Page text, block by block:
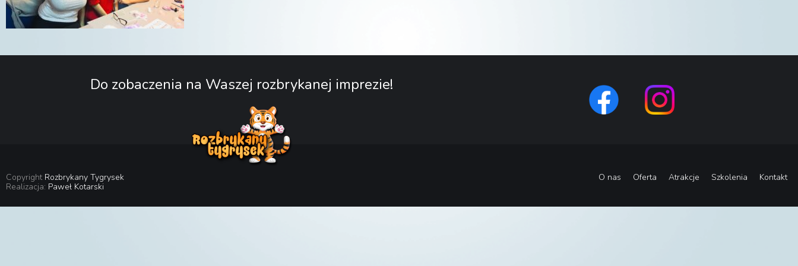
Do zobaczenia na Waszej rozbrykanej imprezie!
Copyright Rozbrykany Tygrysek
Realizacja: Paweł Kotarski
O nas Oferta Atrakcje Szkolenia Kontakt